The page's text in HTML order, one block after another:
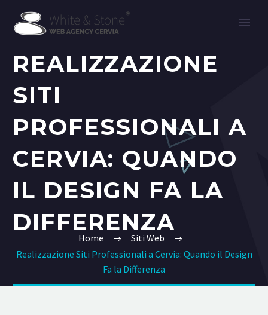
REALIZZAZIONE
SITI
PROFESSIONALI A
CERVIA: QUANDO
IL DESIGN FA LA
DIFFERENZA
Home
Siti Web
Realizzazione Siti Professionali a Cervia: Quando il Design
Fa la Differenza